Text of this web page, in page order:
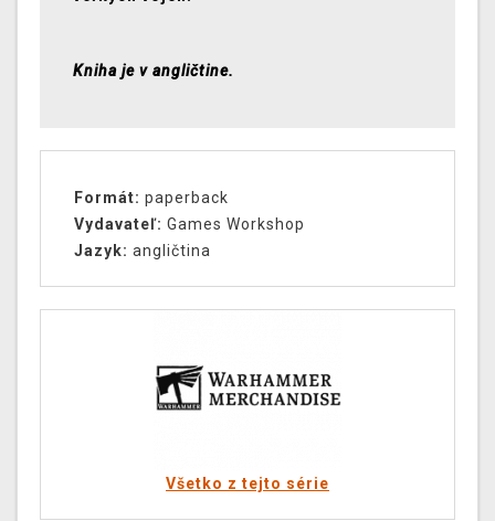
Kniha je v angličtine.
Formát: paperback
Vydavateľ: Games Workshop
Jazyk: angličtina
Všetko z tejto série